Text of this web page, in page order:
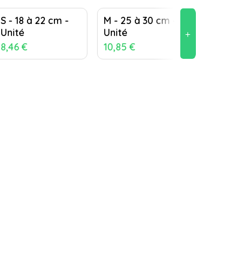
S - 18 à 22 cm -
Unité
8,46 €
M - 25 à 30 cm -
Unité
10,85 €
add